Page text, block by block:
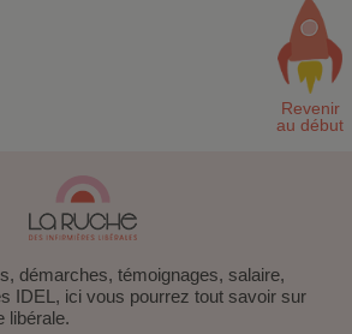
démarches, témoignages, salaire,
IDEL, ici vous pourrez tout savoir sur
libérale.